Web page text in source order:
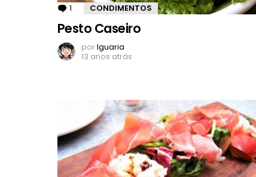
1 Comentário
CONDIMENTOS
Pesto Caseiro
porIguaria
13 anos atrás